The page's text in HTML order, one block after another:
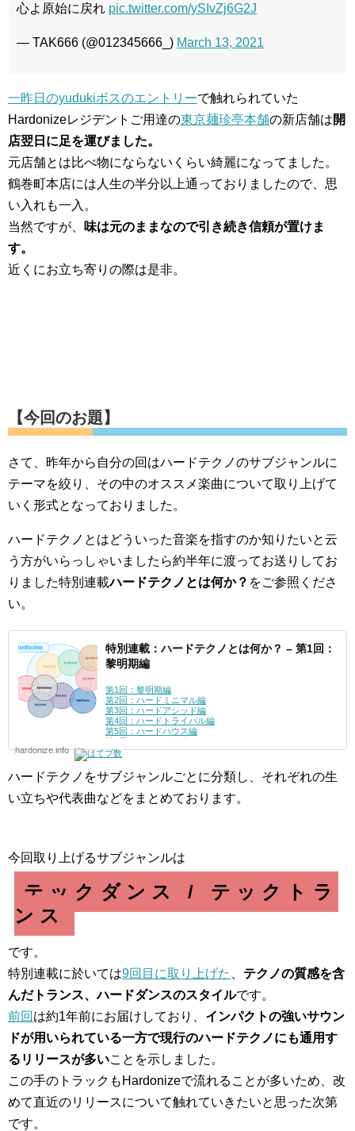
心よ原始に戻れ pic.twitter.com/ySIvZj6G2J
— TAK666 (@012345666_) March 13, 2021
一昨日のyudukiボスのエントリーで触れられていた
Hardonizeレジデントご用達の東京麺珍亭本舗の新店舗は開
店翌日に足を運びました。
元店舗とは比べ物にならないくらい綺麗になってました。
鶴巻町本店には人生の半分以上通っておりましたので、思
い入れも一入。
当然ですが、
味は元のままなので引き続き信頼が置けま
す。
近くにお立ち寄りの際は是非。
【今回のお題】
さて、昨年から自分の回はハードテクノのサブジャンルに
テーマを絞り、その中のオススメ楽曲について取り上げて
いく形式となっておりました。
ハードテクノとはどういった音楽を指すのか知りたいと云
う方がいらっしゃいましたら約半年に渡ってお送りしてお
りました特別連載ハードテクノとは何か？ をご参照くださ
い。
特別連載：ハードテクノとは何か？ – 第1回：
黎明期編
第1回：黎明期編
第2回：ハードミニマル編
第3回：ハードアシッド編
第4回：ハードトライバル編
第5回：ハードハウス編
第6回：シュランツ編
第7回：ハードグルーヴ編
第9回：テックダンス編
番外
第1回：メロディアス・ハードテクノ編
第2回：ハードダンス編
hardonize.info
ハードテクノをサブジャンルごとに分類し、それぞれの生
い立ちや代表曲などをまとめております。
今回取り上げるサブジャンルは
テックダンス / テックトラ
ンス
です。
特別連載に於いては9回目に取り上げた
テクノの質感を含
んだトランス、ハードダンスのスタイルです。
前回 は約1年前にお届けしており、 インパクトの強いサウン
ドが用いられている一方で現行のハードテクノにも通用す
るリリースが多いことを示しました。
この手のトラックもHardonizeで流れることが多いため、改
めて直近のリリースについて触れていきたいと思った次第
です。